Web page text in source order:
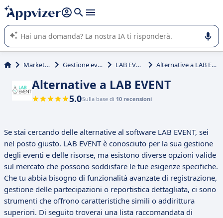
righe con
shift + enter
L'IA di Appvizer vi guida nell'utilizzo o nella scelta di un
software SaaS per la vostra azienda.
Marketing Gestione eventi LAB EVENT Alternative a LAB EVENT
Alternative a LAB EVENT
5.0Sulla base di 10 recensioni
Se stai cercando delle alternative al software LAB EVENT, sei
nel posto giusto. LAB EVENT è conosciuto per la sua gestione
degli eventi e delle risorse, ma esistono diverse opzioni valide
sul mercato che possono soddisfare le tue esigenze specifiche.
Che tu abbia bisogno di funzionalità avanzate di registrazione,
gestione delle partecipazioni o reportistica dettagliata, ci sono
strumenti che offrono caratteristiche simili o addirittura
superiori. Di seguito troverai una lista raccomandata di